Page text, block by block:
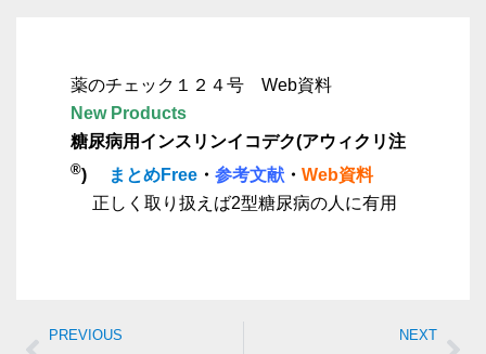
薬のチェック１２４号 Web資料
New Products
糖尿病用インスリンイコデク(アウィクリ注
®) まとめFree ・ 参考文献 ・ Web資料
正しく取り扱えば2型糖尿病の人に有用
PREVIOUS NEXT